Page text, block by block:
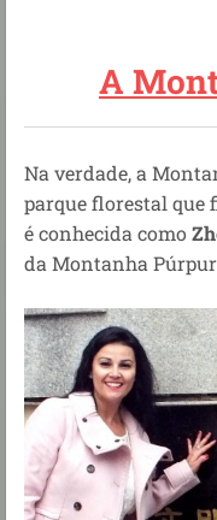
A
Na verdade, a
parque florestal que
é conhecida como
da Montanha